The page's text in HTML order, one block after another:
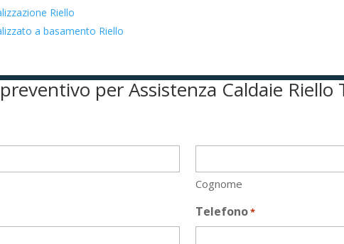
Riello
a basamento Riello
per Assistenza Caldaie Riello
Cognome
Telefono*